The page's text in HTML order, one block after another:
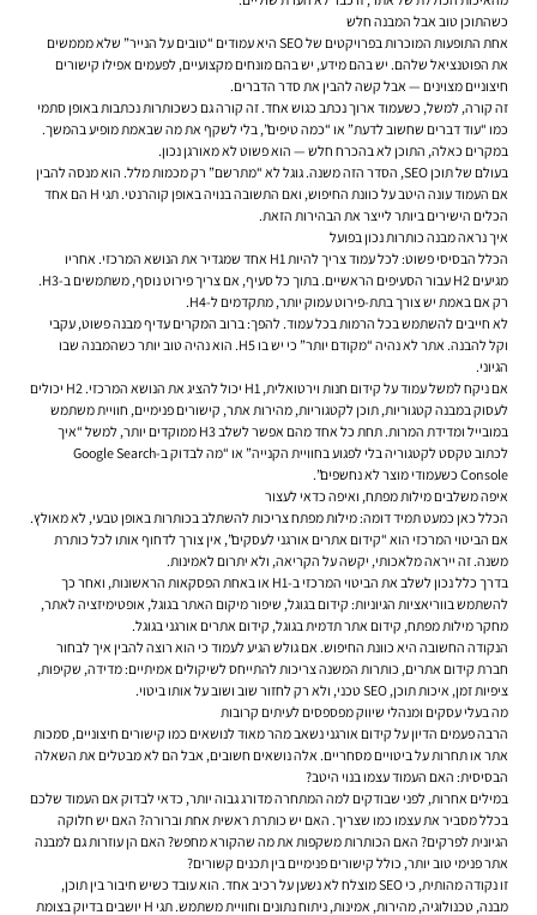
כשהתוכן טוב אבל המבנה חלש
אחת התופעות המוכרות בפרויקטים של SEO היא עמודים “טובים על הנייר” שלא מממשים
את הפוטנציאל שלהם. יש בהם מידע, יש בהם מונחים מקצועיים, לפעמים אפילו קישורים
חיצוניים מצוינים — אבל קשה להבין את סדר הדברים.
זה קורה, למשל, כשעמוד ארוך נכתב כגוש אחד. זה קורה גם כשכותרות נכתבות באופן סתמי
כמו “עוד דברים שחשוב לדעת” או “כמה טיפים”, בלי לשקף את מה שבאמת מופיע בהמשך.
במקרים כאלה, התוכן לא בהכרח חלש — הוא פשוט לא מאורגן נכון.
בעולם של תוכן SEO, הסדר הזה משנה. גוגל לא “מתרשם” רק מכמות מלל. הוא מנסה להבין
אם העמוד עונה היטב על כוונת החיפוש, ואם התשובה בנויה באופן קוהרנטי. תגי H הם אחד
הכלים הישירים ביותר לייצר את הבהירות הזאת.
איך נראה מבנה כותרות נכון בפועל
הכלל הבסיסי פשוט: לכל עמוד צריך להיות H1 אחד שמגדיר את הנושא המרכזי. אחריו
מגיעים H2 עבור הסעיפים הראשיים. בתוך כל סעיף, אם צריך פירוט נוסף, משתמשים ב-H3.
רק אם באמת יש צורך בתת-פירוט עמוק יותר, מתקדמים ל-H4.
לא חייבים להשתמש בכל הרמות בכל עמוד. להפך: ברוב המקרים עדיף מבנה פשוט, עקבי
וקל להבנה. אתר לא נהיה “מקודם יותר” כי יש בו H5. הוא נהיה טוב יותר כשהמבנה שבו
הגיוני.
אם ניקח למשל עמוד על קידום חנות וירטואלית, H1 יכול להציג את הנושא המרכזי. H2 יכולים
לעסוק במבנה קטגוריות, תוכן לקטגוריות, מהירות אתר, קישורים פנימיים, חוויית משתמש
במובייל ומדידת המרות. תחת כל אחד מהם אפשר לשלב H3 ממוקדים יותר, למשל “איך
לכתוב טקסט לקטגוריה בלי לפגוע בחוויית הקנייה” או “מה לבדוק ב-Google Search
Console כשעמודי מוצר לא נחשפים”.
איפה משלבים מילות מפתח, ואיפה כדאי לעצור
הכלל כאן כמעט תמיד דומה: מילות מפתח צריכות להשתלב בכותרות באופן טבעי, לא מאולץ.
אם הביטוי המרכזי הוא “קידום אתרים אורגני לעסקים”, אין צורך לדחוף אותו לכל כותרת
משנה. זה ייראה מלאכותי, יקשה על הקריאה, ולא יתרום לאמינות.
בדרך כלל נכון לשלב את הביטוי המרכזי ב-H1 או באחת הפסקאות הראשונות, ואחר כך
להשתמש בווריאציות הגיוניות: קידום בגוגל, שיפור מיקום האתר בגוגל, אופטימיזציה לאתר,
מחקר מילות מפתח, קידום אתר תדמית בגוגל, קידום אתרים אורגני בגוגל.
הנקודה החשובה היא כוונת החיפוש. אם גולש הגיע לעמוד כי הוא רוצה להבין איך לבחור
חברת קידום אתרים, כותרות המשנה צריכות להתייחס לשיקולים אמיתיים: מדידה, שקיפות,
ציפיות זמן, איכות תוכן, SEO טכני, ולא רק לחזור שוב ושוב על אותו ביטוי.
מה בעלי עסקים ומנהלי שיווק מפספסים לעיתים קרובות
הרבה פעמים הדיון על קידום אורגני נשאב מהר מאוד לנושאים כמו קישורים חיצוניים, סמכות
אתר או תחרות על ביטויים מסחריים. אלה נושאים חשובים, אבל הם לא מבטלים את השאלה
הבסיסית: האם העמוד עצמו בנוי היטב?
במילים אחרות, לפני שבודקים למה המתחרה מדורג גבוה יותר, כדאי לבדוק אם העמוד שלכם
בכלל מסביר את עצמו כמו שצריך. האם יש כותרת ראשית אחת וברורה? האם יש חלוקה
הגיונית לפרקים? האם הכותרות משקפות את מה שהקורא מחפש? האם הן עוזרות גם למבנה
אתר פנימי טוב יותר, כולל קישורים פנימיים בין תכנים קשורים?
זו נקודה מהותית, כי SEO מוצלח לא נשען על רכיב אחד. הוא עובד כשיש חיבור בין תוכן,
מבנה, טכנולוגיה, מהירות, אמינות, ניתוח נתונים וחוויית משתמש. תגי H יושבים בדיוק בצומת